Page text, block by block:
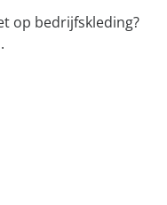
op bedrijfskleding?